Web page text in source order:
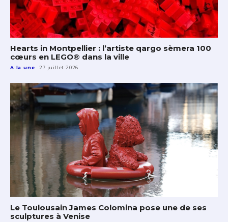
Hearts in Montpellier : l’artiste qargo sèmera 100
cœurs en LEGO® dans la ville
A la une 27 juillet 2026
Le Toulousain James Colomina pose une de ses
sculptures à Venise